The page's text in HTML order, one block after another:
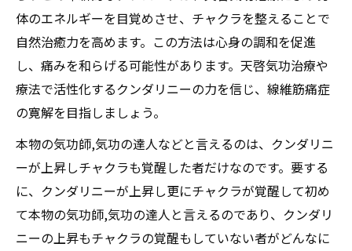
体のエネルギーを目覚めさせ、チャクラを整えることで
自然治癒力を高めます。この方法は心身の調和を促進
し、痛みを和らげる可能性があります。天啓気功治療や
療法で活性化するクンダリニーの力を信じ、線維筋痛症
の寛解を目指しましょう。
本物の気功師,気功の達人などと言えるのは、クンダリニ
ーが上昇しチャクラも覚醒した者だけなのです。要する
に、クンダリニーが上昇し更にチャクラが覚醒して初め
て本物の気功師,気功の達人と言えるのであり、クンダリ
ニーの上昇もチャクラの覚醒もしていない者がどんなに